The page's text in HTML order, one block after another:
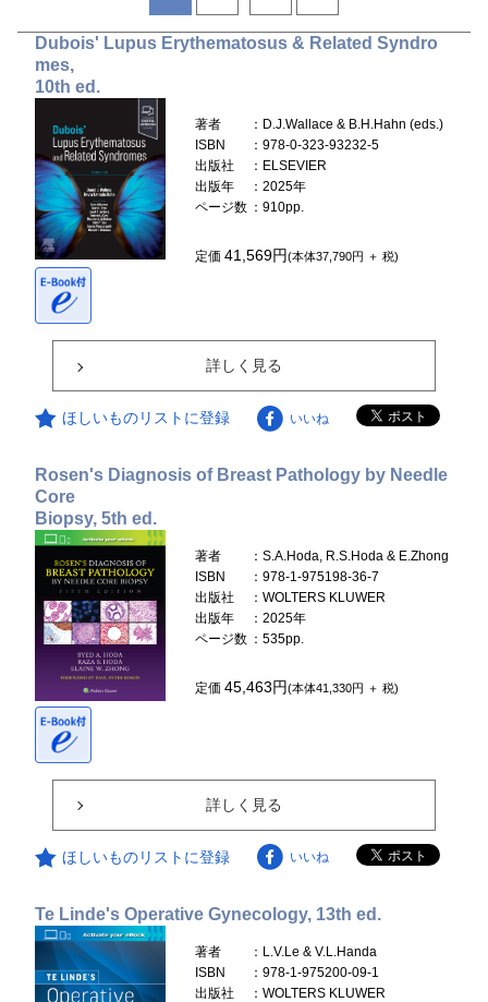
Dubois' Lupus Erythematosus & Related Syndro
mes,
10th ed.
著者
：D.J.Wallace & B.H.Hahn (eds.)
ISBN
：978-0-323-93232-5
出版社
：ELSEVIER
出版年
：2025年
ページ数 ：910pp.
定価41,569円(本体37,790円 ＋ 税)
詳しく見る
ほしいものリストに登録 いいね
Rosen's Diagnosis of Breast Pathology by Needle
Core
Biopsy, 5th ed.
著者
：S.A.Hoda, R.S.Hoda & E.Zhong
ISBN
：978-1-975198-36-7
出版社
：WOLTERS KLUWER
出版年
：2025年
ページ数 ：535pp.
定価45,463円(本体41,330円 ＋ 税)
詳しく見る
ほしいものリストに登録 いいね
Te Linde's Operative Gynecology, 13th ed.
著者
：L.V.Le & V.L.Handa
ISBN
：978-1-975200-09-1
出版社
：WOLTERS KLUWER